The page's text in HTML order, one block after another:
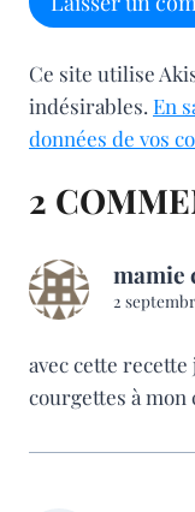
Ce site utilise
indésirables. En
données de vos
2
mamie
2
avec cette
courgettes à mon